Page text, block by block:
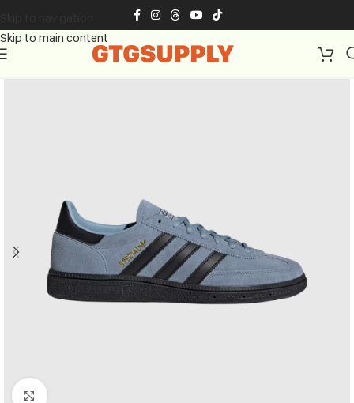
Skip to main content
Click to enlarge